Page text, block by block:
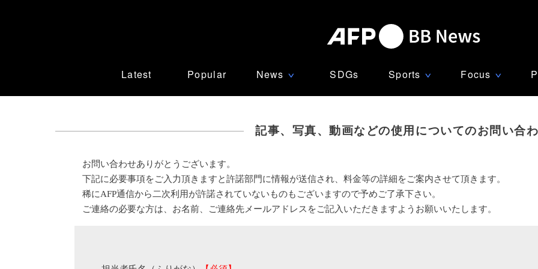
Latest Popular News ∨ SDGs Sports ∨ Focus ∨
記事、写真、動画などの使用についてのお問い合
お問い合わせありがとうございます。
下記に必要事項をご入力頂きますと許諾部門に情報が送信され、料金等の詳細をご案内させて頂きます。
稀にAFP通信から二次利用が許諾されていないものもございますので予めご了承下さい。
ご連絡の必要な方は、お名前、ご連絡先メールアドレスをご記入いただきますようお願いいたします。